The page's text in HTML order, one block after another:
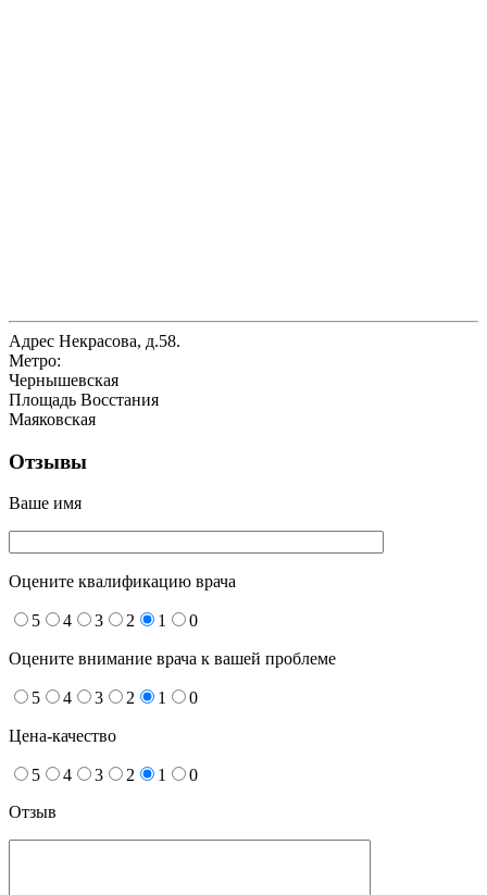
Адрес Некрасова, д.58.
Метро:
Чернышевская
Площадь Восстания
Маяковская
Отзывы
Ваше имя
Оцените квалификацию врача
5 4 3 2 1 0
Оцените внимание врача к вашей проблеме
5 4 3 2 1 0
Цена-качество
5 4 3 2 1
0
Отзыв